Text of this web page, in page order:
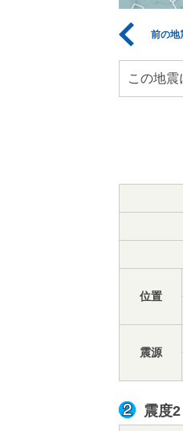
前の地
この地震
位置
震源
震度2